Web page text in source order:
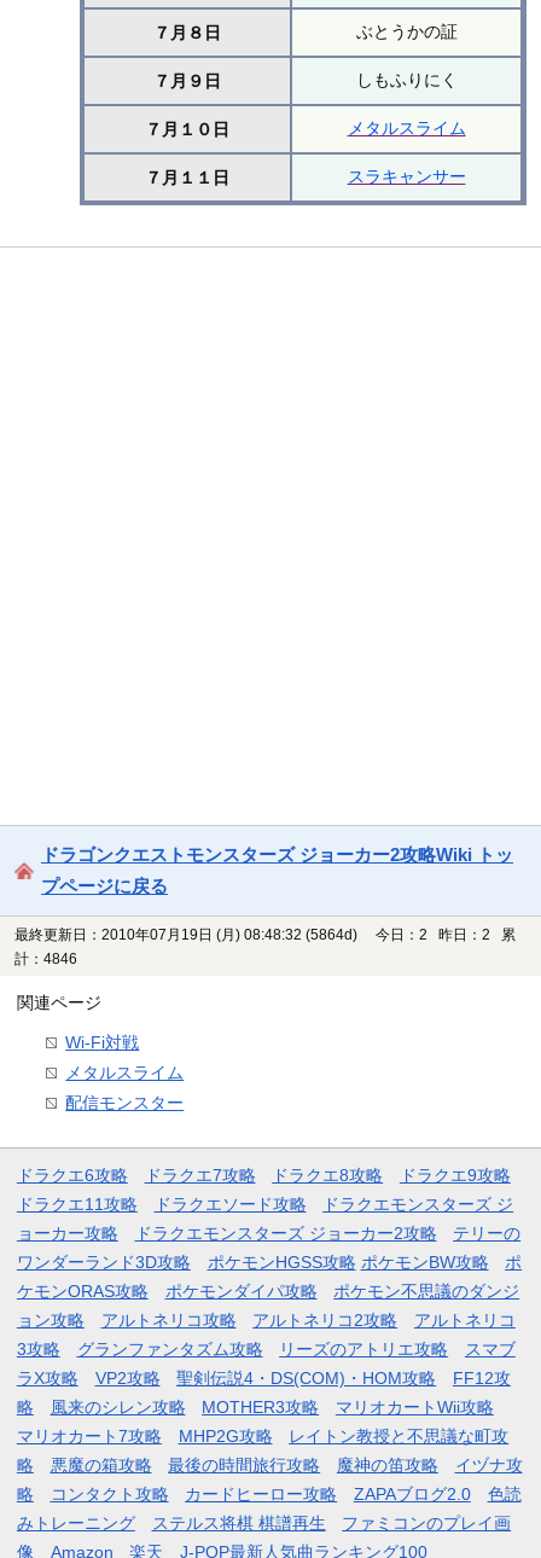
７月８日 ぶとうかの証
７月９日 しもふりにく
７月１０日 メタルスライム
７月１１日 スラキャンサー
ドラゴンクエストモンスターズ ジョーカー2攻略Wiki トッ
プページに戻る
最終更新日：2010年07月19日 (月) 08:48:32 (5864d)
今日：2 昨日：2 累
計：4846
関連ページ
Wi-Fi対戦
メタルスライム
配信モンスター
ドラクエ6攻略 ドラクエ7攻略 ドラクエ8攻略
ドラクエ9攻略
ドラクエ11攻略
ドラクエソード攻略
ドラクエモンスターズ ジ
ョーカー攻略
ドラクエモンスターズ ジョーカー2攻略
テリーの
ワンダーランド3D攻略
ポケモンHGSS攻略 ポケモンBW攻略
ポ
ケモンORAS攻略
ポケモンダイパ攻略
ポケモン不思議のダンジ
ョン攻略
アルトネリコ攻略 アルトネリコ2攻略
アルトネリコ
3攻略
グランファンタズム攻略 リーズのアトリエ攻略
スマブ
ラX攻略
VP2攻略 聖剣伝説4・DS(COM)・HOM攻略
FF12攻
略
風来のシレン攻略 MOTHER3攻略
マリオカートWii攻略
マリオカート7攻略
MHP2G攻略
レイトン教授と不思議な町攻
略
悪魔の箱攻略 最後の時間旅行攻略 魔神の笛攻略
イヅナ攻
略
コンタクト攻略 カードヒーロー攻略 ZAPAブログ2.0
色読
みトレーニング
ステルス将棋 棋譜再生
ファミコンのプレイ画
像
Amazon 楽天 J-POP最新人気曲ランキング100